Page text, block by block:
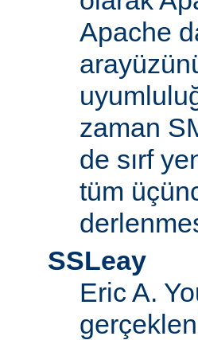
Apache
zaman
de sırf
tüm
SSLeay
Eric A.